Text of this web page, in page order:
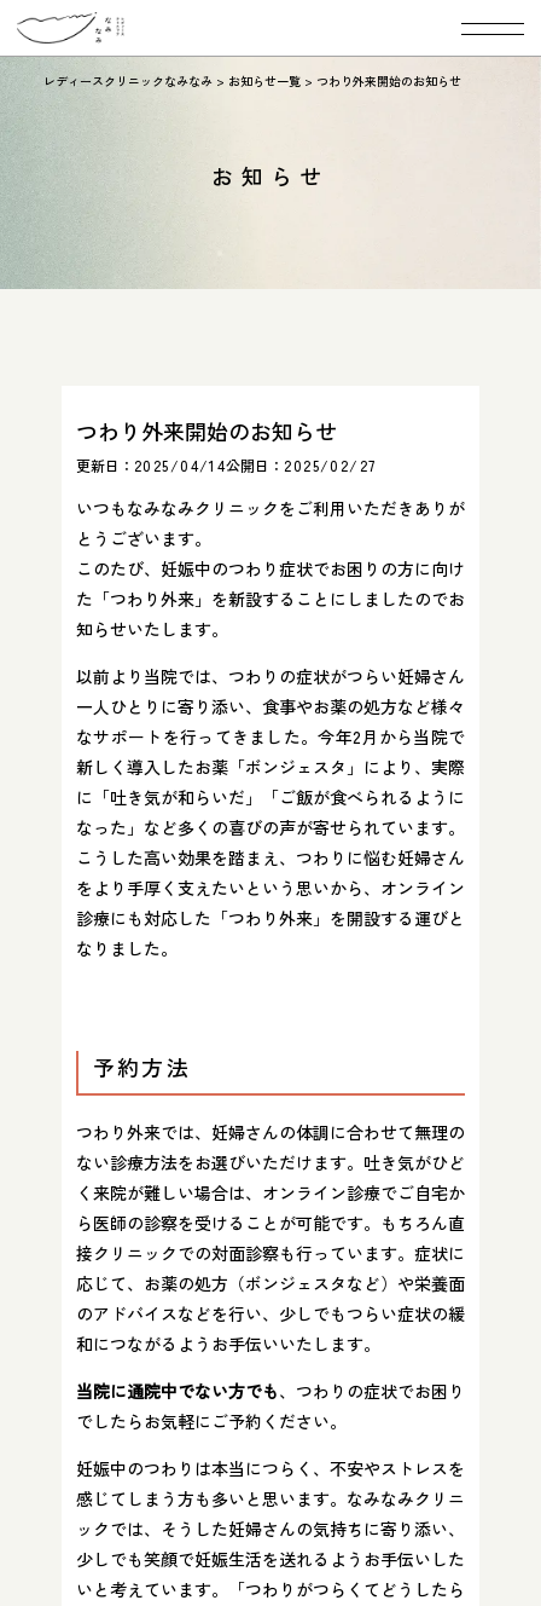
レディースクリニックなみなみ> お知らせ一覧> つわり外来開始のお知らせ
お知らせ
つわり外来開始のお知らせ
更新日： 2025/04/14公開日： 2025/02/27
いつもなみなみクリニックをご利用いただきありが
とうございます。
このたび、妊娠中のつわり症状でお困りの方に向け
た「つわり外来」を新設することにしましたのでお
知らせいたします。
以前より当院では、つわりの症状がつらい妊婦さん
一人ひとりに寄り添い、食事やお薬の処方など様々
なサポートを行ってきました。今年2月から当院で
新しく導入したお薬「ボンジェスタ」により、実際
に「吐き気が和らいだ」「ご飯が食べられるように
なった」など多くの喜びの声が寄せられています。
こうした高い効果を踏まえ、つわりに悩む妊婦さん
をより手厚く支えたいという思いから、オンライン
診療にも対応した「つわり外来」を開設する運びと
なりました。
予約方法
つわり外来では、妊婦さんの体調に合わせて無理の
ない診療方法をお選びいただけます。吐き気がひど
く来院が難しい場合は、オンライン診療でご自宅か
ら医師の診察を受けることが可能です。もちろん直
接クリニックでの対面診察も行っています。症状に
応じて、お薬の処方（ボンジェスタなど）や栄養面
のアドバイスなどを行い、少しでもつらい症状の緩
和につながるようお手伝いいたします。
当院に通院中でない方でも、つわりの症状でお困り
でしたらお気軽にご予約ください。
妊娠中のつわりは本当につらく、不安やストレスを
感じてしまう方も多いと思います。なみなみクリニ
ックでは、そうした妊婦さんの気持ちに寄り添い、
少しでも笑顔で妊娠生活を送れるようお手伝いした
いと考えています。「つわりがつらくてどうしたら